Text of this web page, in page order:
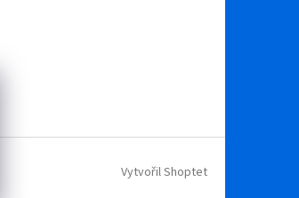
Vytvořil Shoptet